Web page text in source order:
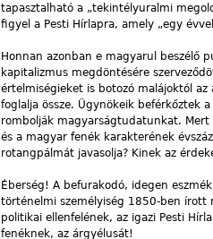
tapasztalható a „tekintélyuralmi
figyel a Pesti Hírlapra, amely „egy
Honnan azonban e magyarul beszélő
kapitalizmus megdöntésére
értelmiségieket is botozó malájoktól
foglalja össze. Ügynökeik beférkőztek
rombolják magyarságtudatunkat.
és a magyar fenék karakterének
rotangpálmát javasolja? Kinek az
Éberség! A befurakodó, idegen
történelmi személyiség 1850-ben írott
politikai ellenfelének, az igazi Pesti
fenéknek, az árgyélusát!